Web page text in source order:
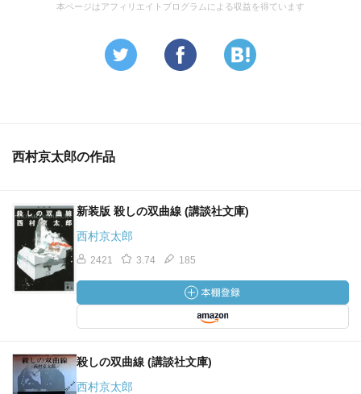
本ページはアフィリエイトプログラムによる収益を得ています
西村京太郎の作品
新装版 殺しの双曲線 (講談社文庫)
西村京太郎
2421 3.74 185
殺しの双曲線 (講談社文庫)
西村京太郎